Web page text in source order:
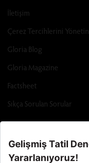
İletişim
Çerez Tercihlerini Yönetin
Gloria Blog
Gloria Magazine
Factsheet
Sıkça Sorulan Sorular